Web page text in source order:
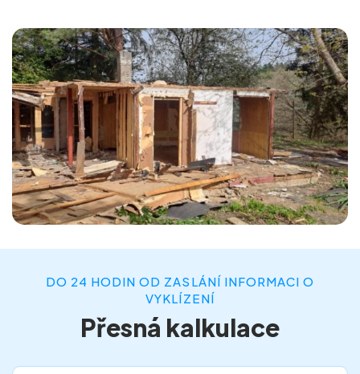
DO 24 HODIN OD ZASLÁNÍ INFORMACI O
VYKLÍZENÍ
Přesná kalkulace